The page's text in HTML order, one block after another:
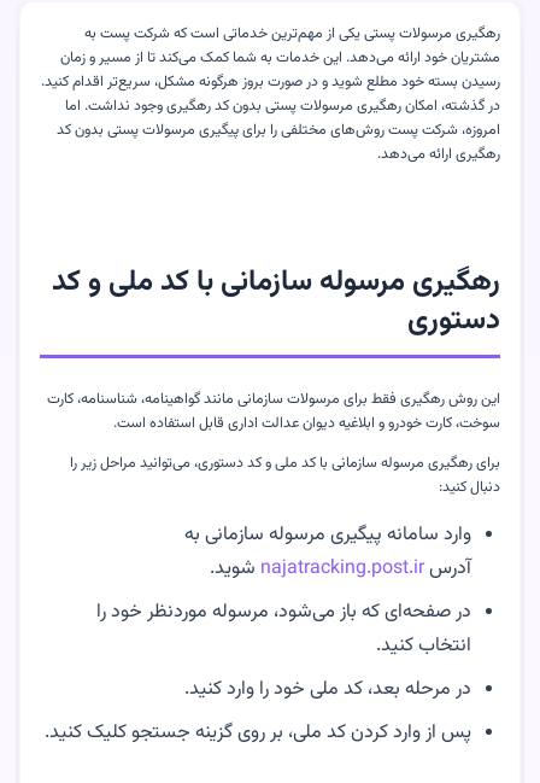
رهگیری مرسولات پستی یکی از مهم‌ترین خدماتی است که شرکت پست به
مشتریان خود ارائه می‌دهد. این خدمات به شما کمک می‌کند تا از مسیر و زمان
رسیدن بسته خود مطلع شوید و در صورت بروز هرگونه مشکل، سریع‌تر اقدام کنید.
در گذشته، امکان رهگیری مرسولات پستی بدون کد رهگیری وجود نداشت. اما
امروزه، شرکت پست روش‌های مختلفی را برای پیگیری مرسولات پستی بدون کد
رهگیری ارائه می‌دهد.
رهگیری مرسوله سازمانی با کد ملی و کد
دستوری
این روش رهگیری فقط برای مرسولات سازمانی مانند گواهینامه، شناسنامه، کارت
سوخت، کارت خودرو و ابلاغیه دیوان عدالت اداری قابل استفاده است.
برای رهگیری مرسوله سازمانی با کد ملی و کد دستوری، می‌توانید مراحل زیر را
دنبال کنید:
وارد سامانه پیگیری مرسوله سازمانی به
آدرسnajatracking.post.ir
شوید.
در صفحه‌ای که باز می‌شود، مرسوله موردنظر خود را
انتخاب کنید.
در مرحله بعد، کد ملی خود را وارد کنید.
پس از وارد کردن کد ملی، بر روی گزینه جستجو کلیک کنید.